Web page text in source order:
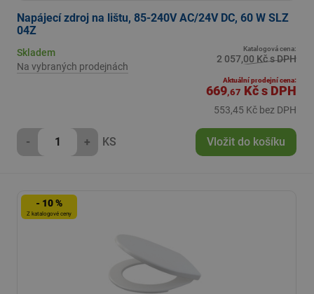
Napájecí zdroj na lištu, 85-240V AC/24V DC, 60 W SLZ
04Z
Skladem
Na vybraných prodejnách
Katalogová cena:
2 057,00 Kč s DPH
Aktuální prodejní cena:
669,67 Kčs DPH
553,45 Kč bez DPH
- + KS Vložit do košíku
- 10 %
Z katalogové ceny